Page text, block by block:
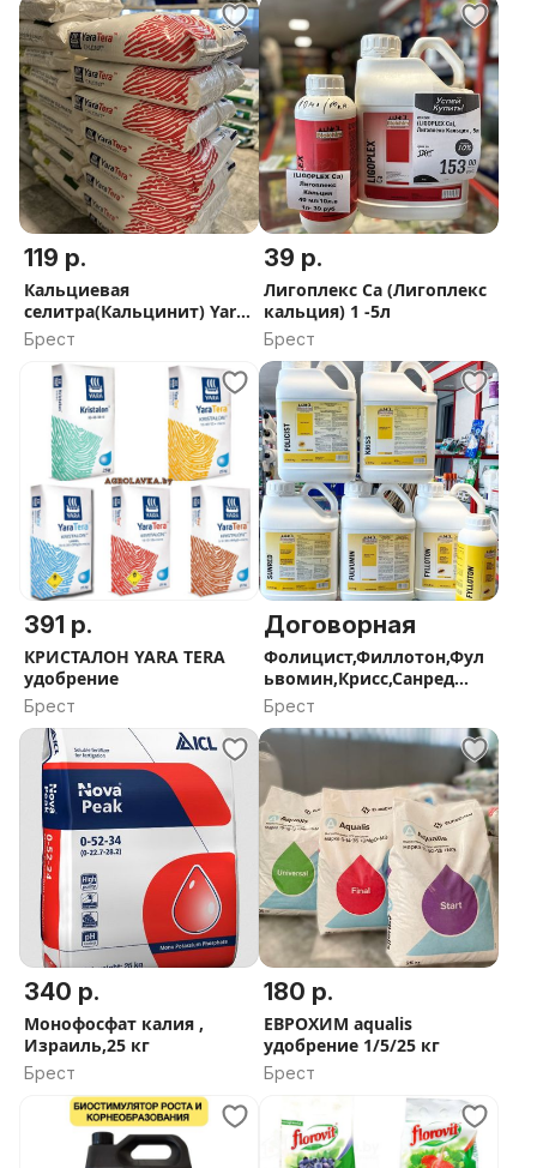
119 р.
Кальциевая
селитра(Кальцинит) Yara
Tera,25 кг
Брест
39 р.
Лигоплекс Ca (Лигоплекс
кальция) 1 -5л
Брест
391 р.
КРИСТАЛОН YARA TERA
удобрение
Брест
Договорная
Фолицист,Филлотон,Фул
ьвомин,Крисс,Санред
стимуляторы BIOLCHIM
Брест
340 р.
Монофосфат калия ,
Израиль,25 кг
Брест
180 р.
ЕВРОХИМ aqualis
удобрение 1/5/25 кг
Брест